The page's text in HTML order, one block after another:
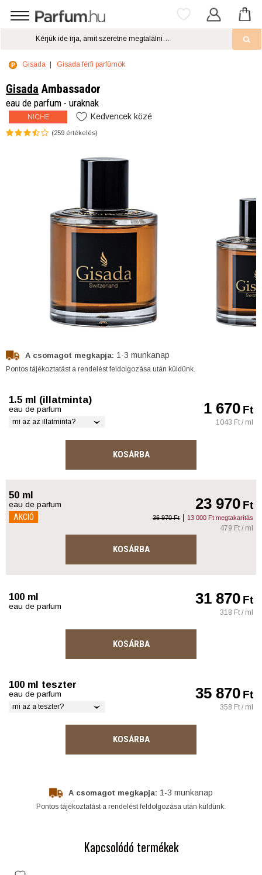
Gisada Gisada férfi parfümök
Gisada Ambassador
eau de parfum - uraknak
NICHE Kedvencek közé
(259 értékelés)
A csomagot megkapja: 1-3 munkanap
Pontos tájékoztatást a rendelést feldolgozása után küldünk.
1.5 ml (illatminta)
eau de parfum
mi az az illatminta?
1 670Ft
1043 Ft / ml
KOSÁRBA
50 ml
eau de parfum
AKCIÓ 36 970 Ft | 13 000 Ft megtakarítás
23 970Ft
479 Ft / ml
KOSÁRBA
100 ml
eau de parfum 31 870Ft
318 Ft / ml
KOSÁRBA
100 ml teszter
eau de parfum
mi az a teszter?
35 870Ft
358 Ft / ml
KOSÁRBA
A csomagot megkapja: 1-3 munkanap
Pontos tájékoztatást a rendelést feldolgozása után küldünk.
Kapcsolódó termékek